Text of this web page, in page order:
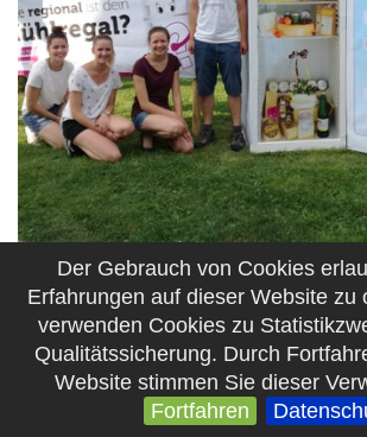
Der Gebrauch von Cookies
Erfahrungen auf dieser Website zu
verwenden Cookies zu
Qualitätssicherung. Durch
Website stimmen Sie dieser
Fortfahren